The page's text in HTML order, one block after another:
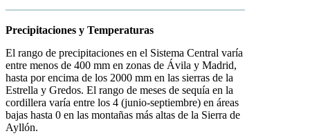
Precipitaciones y Temperaturas
El rango de precipitaciones en el Sistema Central varía
entre menos de 400 mm en zonas de Ávila y Madrid,
hasta por encima de los 2000 mm en las sierras de la
Estrella y Gredos. El rango de meses de sequía en la
cordillera varía entre los 4 (junio-septiembre) en áreas
bajas hasta 0 en las montañas más altas de la Sierra de
Ayllón.